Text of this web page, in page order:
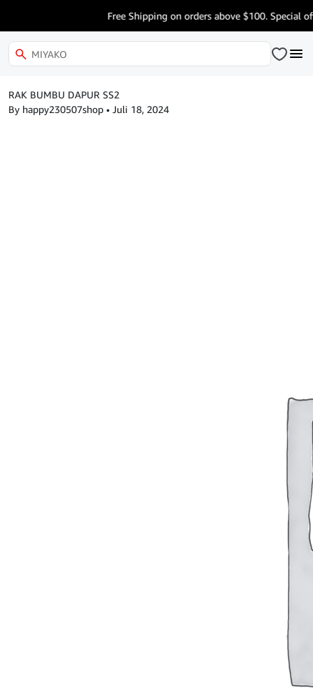
Free Shipping on orders above $100. Special
RAK BUMBU DAPUR SS2
By happy230507shop • Juli 18, 2024